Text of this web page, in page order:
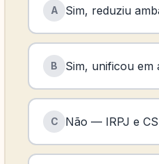
A Sim, reduziu
B Sim, unificou em
C Não — IRPJ e